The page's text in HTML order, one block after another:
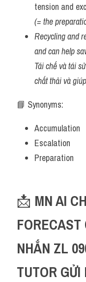
Đề thi thật Task 2
Listening
Speaking
Writing
Reading
Homepage
tension and
(= the
Recycling and
and can help
Tái chế và tái
chất thải và
📘 Synonyms:
Accumulation
Escalation
Preparation
📩 MN AI
NHẮN ZL
TUTOR